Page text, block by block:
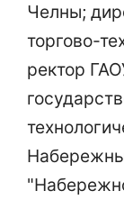
Челны;
торгово-
ректор